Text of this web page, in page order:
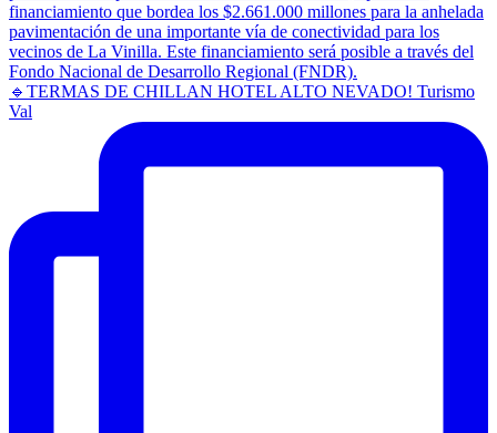
🔹TERMAS DE CHILLAN HOTEL ALTO NEVADO! Turismo
Val